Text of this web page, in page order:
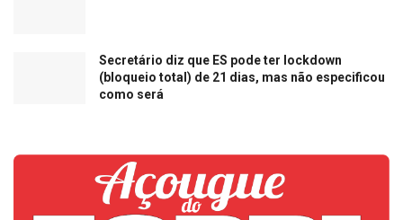
Secretário diz que ES pode ter lockdown
(bloqueio total) de 21 dias, mas não especificou
como será